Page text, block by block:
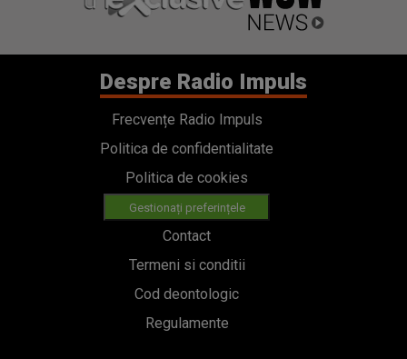
Despre Radio Impuls
Frecvențe Radio Impuls
Politica de confidentialitate
Politica de cookies
Gestionați preferințele
Contact
Termeni si conditii
Cod deontologic
Regulamente